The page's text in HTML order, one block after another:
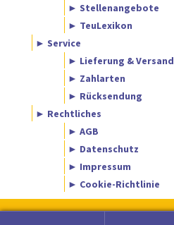
► Stellenangebote
► TeuLexikon
► Service
► Lieferung & Versand
► Zahlarten
► Rücksendung
► Rechtliches
► AGB
► Datenschutz
► Impressum
► Cookie-Richtlinie